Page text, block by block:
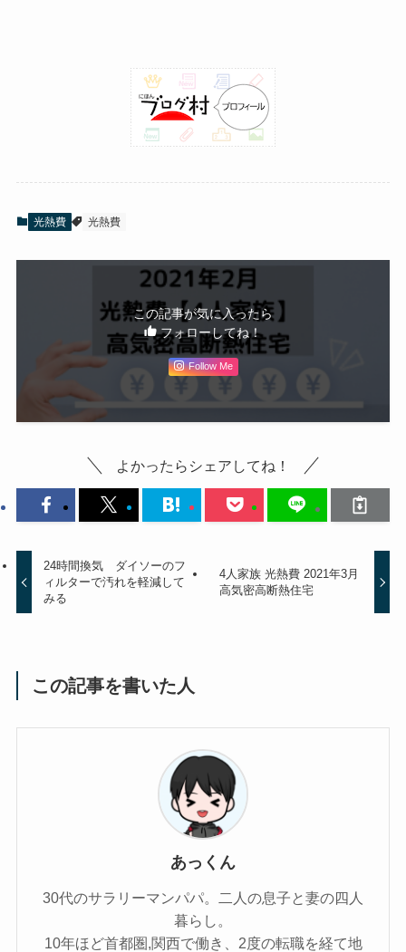
光熱費 光熱費
この記事が気に入ったら
フォローしてね！
Follow Me
よかったらシェアしてね！
24時間換気 ダイソーのフ
ィルターで汚れを軽減して
みる
4人家族 光熱費 2021年3月
高気密高断熱住宅
この記事を書いた人
あっくん
30代のサラリーマンパパ。二人の息子と妻の四人
暮らし。
10年ほど首都圏,関西で働き、2度の転職を経て地